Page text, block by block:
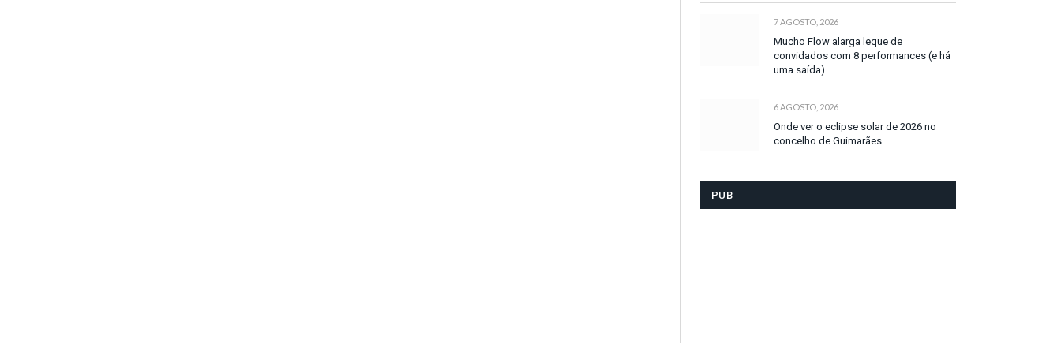
7 AGOSTO, 2026
Mucho Flow alarga leque de
convidados com 8 performances (e há
uma saída)
6 AGOSTO, 2026
Onde ver o eclipse solar de 2026 no
concelho de Guimarães
PUB